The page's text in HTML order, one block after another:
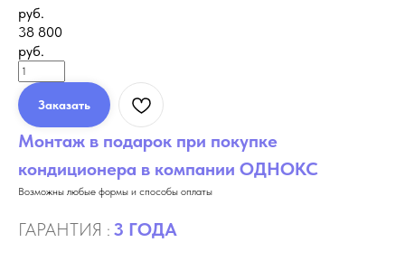
руб.
38 800
руб.
Заказать
Монтаж в подарок при покупке
кондиционера в компании ОДНОКС
Возможны любые формы и способы оплаты
ГАРАНТИЯ : 3 ГОДА